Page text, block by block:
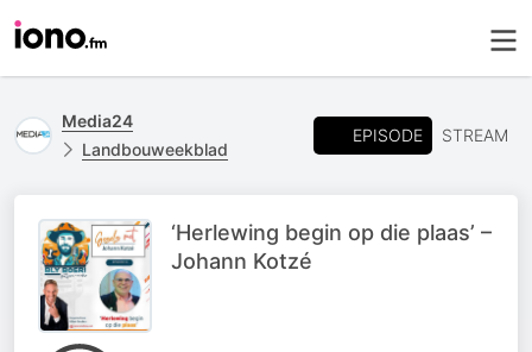
Media24
Landbouweekblad
EPISODE STREAM
‘Herlewing begin op die plaas’ –
Johann Kotzé